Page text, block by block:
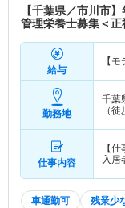
【千葉県／市川市
管理栄養士募集＜正
給与
【
勤務地
千葉
（徒
仕事内容
【
入居
車通勤可 残業少